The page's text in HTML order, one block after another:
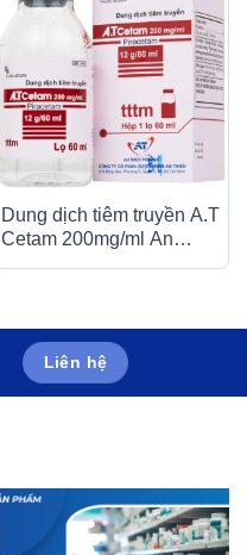
Dung dịch tiêm truyền A.T
Cetam 200mg/ml An
Liên hệ